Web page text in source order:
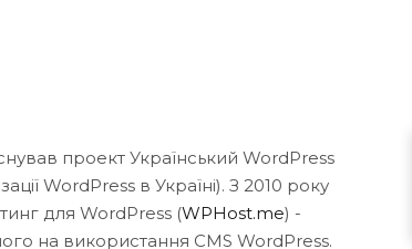
проект Український WordPress
WordPress в Україні). З 2010 року
для WordPress (WPHost.me) -
на використання CMS WordPress.